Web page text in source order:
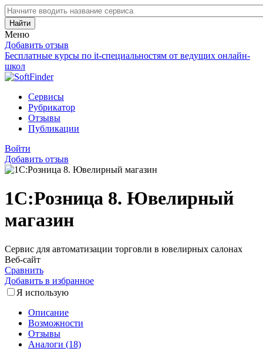
Найти
Меню
Добавить отзыв
Бесплатные курсы по it-специальностям от ведущих онлайн-
школ
Сервисы
Рубрикатор
Отзывы
Публикации
Войти
Добавить отзыв
1С:Розница 8. Ювелирный
магазин
Сервис для автоматизации торговли в ювелирных салонах
Веб-сайт
Сравнить
Добавить в избранное
Я использую
Описание
Возможности
Отзывы
Аналоги (18)